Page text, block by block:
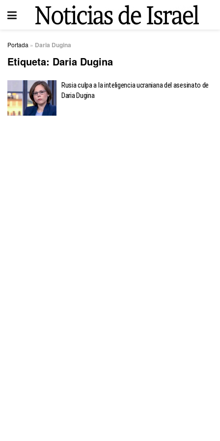
Portada » Daria Dugina
Etiqueta: Daria Dugina
Rusia culpa a la inteligencia ucraniana del asesinato de
Daria Dugina